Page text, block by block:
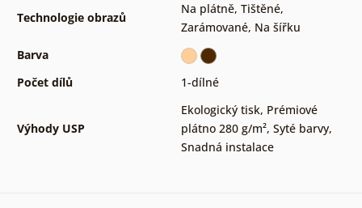
Technologie obrazů
Na plátně, Tištěné,
Zarámované, Na šířku
Barva
Počet dílů
1-dílné
Výhody USP
Ekologický tisk, Prémiové
plátno 280 g/m², Syté barvy,
Snadná instalace